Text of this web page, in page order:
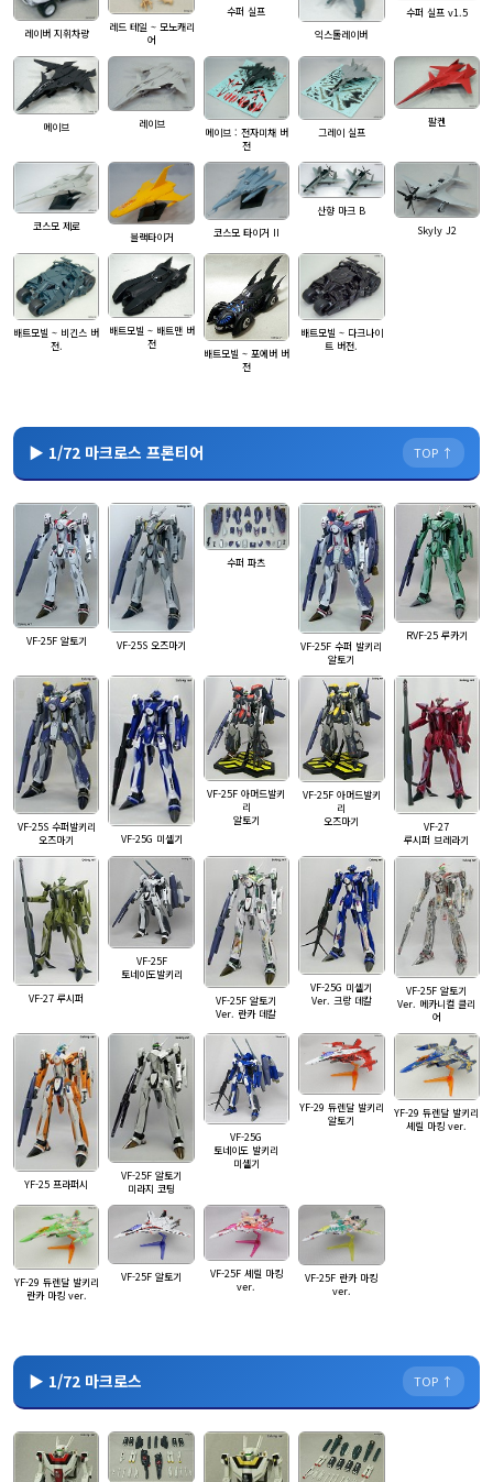
레이버 지휘차량
레드 테일 ~ 모노캐리
어
수퍼 실프
익스톨레이버
수퍼 실프 v1.5
메이브 레이브
메이브 : 전자미채 버
전
그레이 실프
팔켄
코스모 제로
블랙타이거 코스모 타이거 II
산향 마크 B
Skyly J2
배트모빌 ~ 비긴스 버
전.
배트모빌 ~ 배트맨 버
전
배트모빌 ~ 포에버 버
전
배트모빌 ~ 다크나이
트 버전.
▶ 1/72 마크로스 프론티어 TOP ↑
VF-25F 알토기 VF-25S 오즈마기
수퍼 파츠
VF-25F 수퍼 발키리
알토기
RVF-25 루카기
VF-25S 수퍼발키리
오즈마기
VF-25G 미셸기
VF-25F 아머드발키
리
알토기
VF-25F 아머드발키
리
오즈마기
VF-27
루시퍼 브레라기
VF-27 루시퍼
VF-25F
토네이도발키리
VF-25F 알토기
Ver. 란카 데칼
VF-25G 미셸기
Ver. 크랑 데칼
VF-25F 알토기
Ver. 메카니컬 클리
어
YF-25 프라퍼시
VF-25F 알토기
미라지 코팅
VF-25G
토네이도 발키리
미셸기
YF-29 듀렌달 발키리
알토기
YF-29 듀렌달 발키리
셰릴 마킹 ver.
YF-29 듀렌달 발키리
란카 마킹 ver.
VF-25F 알토기
VF-25F 셰릴 마킹
ver.
VF-25F 란카 마킹
ver.
▶ 1/72 마크로스 TOP ↑